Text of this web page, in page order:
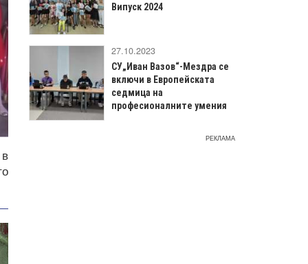
Випуск 2024
27.10.2023
СУ„Иван Вазов“-Мездра се
включи в Европейската
седмица на
професионалните умения
РЕКЛАМА